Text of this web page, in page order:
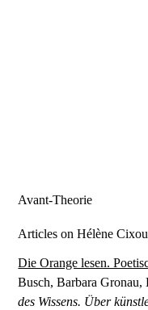
Avant-Theorie
Articles on Hélène
Die Orange lesen.
Busch, Barbara
des Wissens. Über